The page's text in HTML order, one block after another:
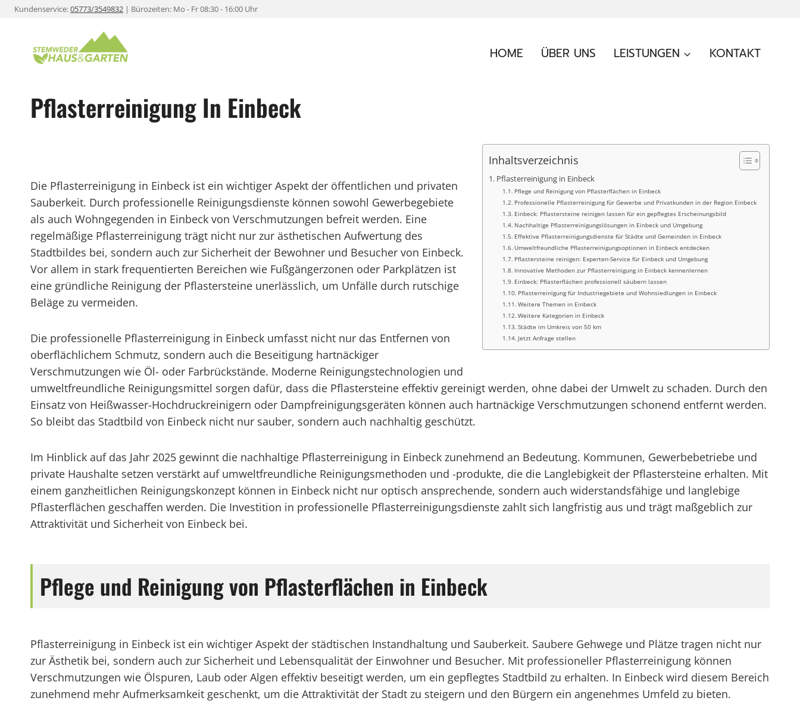
ZumKundenservice:05773/3549832 | Bürozeiten: Mo - Fr 08:30 - 16:00 Uhr
HOME ÜBER UNS LEISTUNGEN KONTAKT
Pflasterreinigung In Einbeck
Inhaltsverzeichnis
Pflasterreinigung in Einbeck
Pflege und Reinigung von Pflasterflächen in Einbeck
Professionelle Pflasterreinigung für Gewerbe und Privatkunden in der Region Einbeck
Einbeck: Pflastersteine reinigen lassen für ein gepflegtes Erscheinungsbild
Nachhaltige Pflasterreinigungslösungen in Einbeck und Umgebung
Effektive Pflasterreinigungsdienste für Städte und Gemeinden in Einbeck
Umweltfreundliche Pflasterreinigungsoptionen in Einbeck entdecken
Pflastersteine reinigen: Experten-Service für Einbeck und Umgebung
Innovative Methoden zur Pflasterreinigung in Einbeck kennenlernen
Einbeck: Pflasterflächen professionell säubern lassen
Pflasterreinigung für Industriegebiete und Wohnsiedlungen in Einbeck
Weitere Themen in Einbeck
Weitere Kategorien in Einbeck
Städte im Umkreis von 50 km
Jetzt Anfrage stellen
Die Pflasterreinigung in Einbeck ist ein wichtiger Aspekt der öffentlichen und privaten
Sauberkeit. Durch professionelle Reinigungsdienste können sowohl Gewerbegebiete
als auch Wohngegenden in Einbeck von Verschmutzungen befreit werden. Eine
regelmäßige Pflasterreinigung trägt nicht nur zur ästhetischen Aufwertung des
Stadtbildes bei, sondern auch zur Sicherheit der Bewohner und Besucher von Einbeck.
Vor allem in stark frequentierten Bereichen wie Fußgängerzonen oder Parkplätzen ist
eine gründliche Reinigung der Pflastersteine unerlässlich, um Unfälle durch rutschige
Beläge zu vermeiden.
Die professionelle Pflasterreinigung in Einbeck umfasst nicht nur das Entfernen von
oberflächlichem Schmutz, sondern auch die Beseitigung hartnäckiger
Verschmutzungen wie Öl- oder Farbrückstände. Moderne Reinigungstechnologien und
umweltfreundliche Reinigungsmittel sorgen dafür, dass die Pflastersteine effektiv gereinigt werden, ohne dabei der Umwelt zu schaden. Durch den
Einsatz von Heißwasser-Hochdruckreinigern oder Dampfreinigungsgeräten können auch hartnäckige Verschmutzungen schonend entfernt werden.
So bleibt das Stadtbild von Einbeck nicht nur sauber, sondern auch nachhaltig geschützt.
Im Hinblick auf das Jahr 2025 gewinnt die nachhaltige Pflasterreinigung in Einbeck zunehmend an Bedeutung. Kommunen, Gewerbebetriebe und
private Haushalte setzen verstärkt auf umweltfreundliche Reinigungsmethoden und -produkte, die die Langlebigkeit der Pflastersteine erhalten. Mit
einem ganzheitlichen Reinigungskonzept können in Einbeck nicht nur optisch ansprechende, sondern auch widerstandsfähige und langlebige
Pflasterflächen geschaffen werden. Die Investition in professionelle Pflasterreinigungsdienste zahlt sich langfristig aus und trägt maßgeblich zur
Attraktivität und Sicherheit von Einbeck bei.
Pflege und Reinigung von Pflasterflächen in Einbeck
Pflasterreinigung in Einbeck ist ein wichtiger Aspekt der städtischen Instandhaltung und Sauberkeit. Saubere Gehwege und Plätze tragen nicht nur
zur Ästhetik bei, sondern auch zur Sicherheit und Lebensqualität der Einwohner und Besucher. Mit professioneller Pflasterreinigung können
Verschmutzungen wie Ölspuren, Laub oder Algen effektiv beseitigt werden, um ein gepflegtes Stadtbild zu erhalten. In Einbeck wird diesem Bereich
zunehmend mehr Aufmerksamkeit geschenkt, um die Attraktivität der Stadt zu steigern und den Bürgern ein angenehmes Umfeld zu bieten.